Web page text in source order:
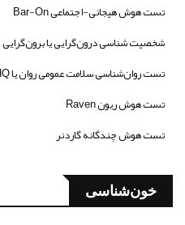
تست هوش هیجانی-اجتماعی Bar-On
شخصیت شناسی درون‌گرایی یا برون‌گرایی MBTI
تست روان‌شناسی سلامت عمومی روان یا GHQ
تست هوش ریون Raven
تست هوش چندگانه گاردنر
خون‌شناسی